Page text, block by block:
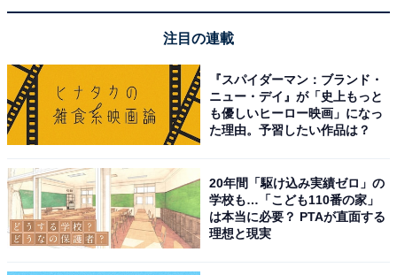
注目の連載
『スパイダーマン：ブランド・
ニュー・デイ』が「史上もっと
も優しいヒーロー映画」になっ
た理由。予習したい作品は？
20年間「駆け込み実績ゼロ」の
学校も…「こども110番の家」
は本当に必要？ PTAが直面する
理想と現実